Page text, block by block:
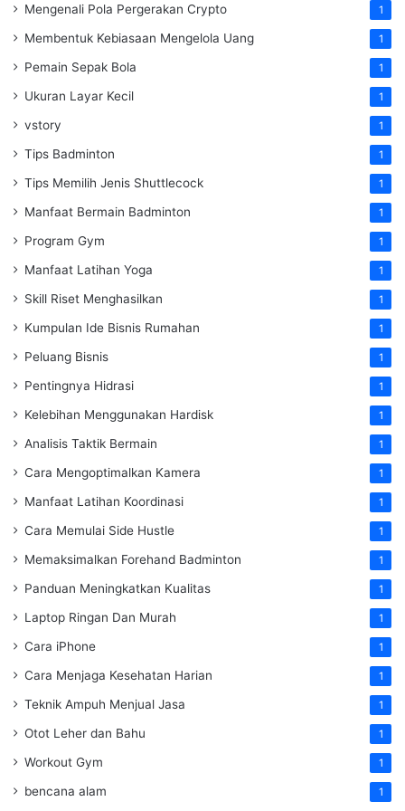
Mengenali Pola Pergerakan Crypto 1
Membentuk Kebiasaan Mengelola Uang 1
Pemain Sepak Bola 1
Ukuran Layar Kecil 1
vstory 1
Tips Badminton 1
Tips Memilih Jenis Shuttlecock 1
Manfaat Bermain Badminton 1
Program Gym 1
Manfaat Latihan Yoga 1
Skill Riset Menghasilkan 1
Kumpulan Ide Bisnis Rumahan 1
Peluang Bisnis 1
Pentingnya Hidrasi 1
Kelebihan Menggunakan Hardisk 1
Analisis Taktik Bermain 1
Cara Mengoptimalkan Kamera 1
Manfaat Latihan Koordinasi 1
Cara Memulai Side Hustle 1
Memaksimalkan Forehand Badminton 1
Panduan Meningkatkan Kualitas 1
Laptop Ringan Dan Murah 1
Cara iPhone 1
Cara Menjaga Kesehatan Harian 1
Teknik Ampuh Menjual Jasa 1
Otot Leher dan Bahu 1
Workout Gym 1
bencana alam 1